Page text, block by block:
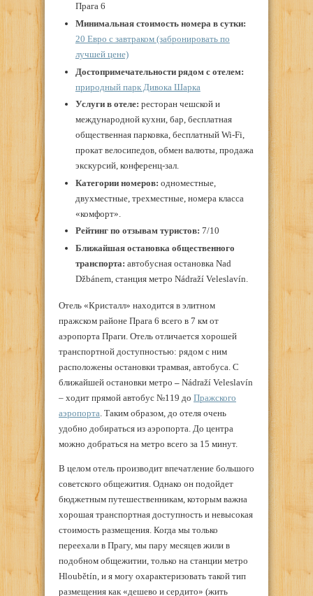
Прага 6
Минимальная стоимость номера в сутки:
20 Евро с завтраком (забронировать по
лучшей цене)
Достопримечательности рядом с отелем:
природный парк Дивока Шарка
Услуги в отеле: ресторан чешской и
международной кухни, бар, бесплатная
общественная парковка, бесплатный Wi-Fi,
прокат велосипедов, обмен валюты, продажа
экскурсий, конференц-зал.
Категории номеров: одноместные,
двухместные, трехместные, номера класса
«комфорт».
Рейтинг по отзывам туристов: 7/10
Ближайшая остановка общественного
транспорта: автобусная остановка Nad
Džbánem, станция метро Nádraží Veleslavín.
Отель «Кристалл» находится в элитном
пражском районе Прага 6 всего в 7 км от
аэропорта Праги. Отель отличается хорошей
транспортной доступностью: рядом с ним
расположены остановки трамвая, автобуса. С
ближайшей остановки метро – Nádraží Veleslavín
– ходит прямой автобус №119 до Пражского
аэропорта . Таким образом, до отеля очень
удобно добираться из аэропорта. До центра
можно добраться на метро всего за 15 минут.
В целом отель производит впечатление большого
советского общежития. Однако он подойдет
бюджетным путешественникам, которым важна
хорошая транспортная доступность и невысокая
стоимость размещения. Когда мы только
переехали в Прагу, мы пару месяцев жили в
подобном общежитии, только на станции метро
Hloubětín, и я могу охарактеризовать такой тип
размещения как «дешево и сердито» (жить